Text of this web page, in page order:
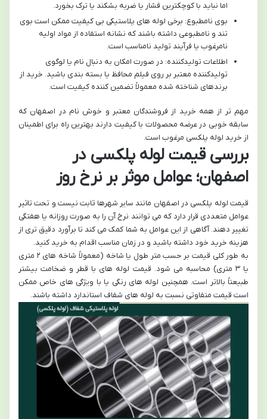
اما نباید با کوچکترین فشار یا ضربه بشکند یا ترک بخورد.
بوی نامطبوع: برخی لوله های پلاستیکی بی کیفیت ممکن است بوی
تند و نامطبوعی داشته باشند که نشانه استفاده از مواد اولیه
نامرغوب یا فرآیند تولید نامناسب است.
اطلاعات تولیدکننده: در صورت امکان به دنبال نام یا لوگوی
تولیدکننده معتبر بر روی فیلم محافظ یا بسته بندی باشید. خرید از
برندهای شناخته شده معمولاً تضمین کننده کیفیت است.
مهم تر از همه خرید از فروشندگان معتبر و خوش نام در اصفهان که
سابقه خوبی در عرضه محصولات با کیفیت دارند بهترین راه برای اطمینان
از خرید لوله پلکسی مرغوب است.
بررسی قیمت لوله پلکسی در
اصفهان؛ عوامل موثر بر نرخ روز
قیمت لوله پلکسی در اصفهان مانند سایر شهرها ثابت نیست و تحت تاثیر
عوامل متعددی قرار دارد که می توانند نرخ آن را به صورت روزانه یا هفتگی
تغییر دهند. آگاهی از این عوامل به شما کمک می کند تا برآورد دقیق تری از
هزینه خرید خود داشته باشید و در زمان مناسب اقدام به خرید کنید.
به طور کلی قیمت بر حسب متر طول یا شاخه (معمولاً شاخه های ۲ متری
یا ۳ متری) محاسبه می شود. قیمت لوله های با قطر و ضخامت بیشتر
طبیعتاً بالاتر است. همچنین لوله های رنگی یا با ویژگی های خاص ممکن
است قیمت متفاوتی نسبت به لوله های شفاف استاندارد داشته باشند.